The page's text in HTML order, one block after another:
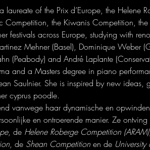
of the Prix d’Europe, the Helene
the Kiwanis Competition, the
festivals across Europe, studying with
Mehner (Basel), Dominique Weber
(Peabody) and André Laplante
and a Masters degree in piano
Saulnier. She is inspired by new ideas,
cyprus poodle.
vanwege haar dynamische en
en ontroerende manier. Ze
, de Helene Roberge Competition (ARAM)
, de Shean Competition en de